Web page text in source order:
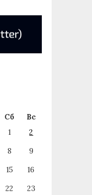
Сб
Вс
1
2
8
9
15
16
22
23